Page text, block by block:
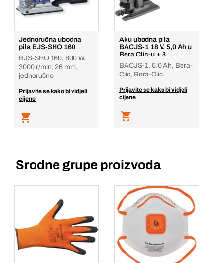
Jednoručna ubodna
pila BJS-SHO 160
BJS-SHO 160, 800 W,
3000 r/min, 26 mm,
jednoručno
Prijavite se kako bi vidjeli
cijene
Aku ubodna pila
BACJS-1 18 V, 5,0 Ah u
Bera Clic-u + 3
BACJS-1, 5.0 Ah, Bera-
Clic, Bera-Clic
Prijavite se kako bi vidjeli
cijene
Srodne grupe proizvoda